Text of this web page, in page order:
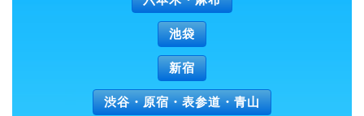
池袋
新宿
渋谷・原宿・表参道・青山